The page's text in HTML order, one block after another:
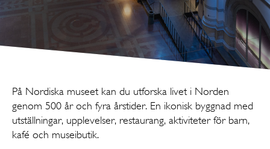
På Nordiska museet kan du utforska livet i Norden
genom 500 år och fyra årstider. En ikonisk byggnad med
utställningar, upplevelser, restaurang, aktiviteter för barn,
kafé och museibutik.